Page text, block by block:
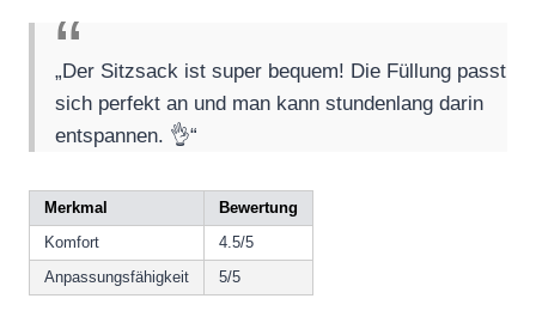
„Der Sitzsack ist super bequem! Die Füllung passt
sich perfekt an und man kann stundenlang darin
entspannen. 👌“
Merkmal
Bewertung
Komfort
4.5/5
Anpassungsfähigkeit
5/5